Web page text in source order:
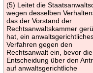
(5) Leitet die
wegen desselben
das der Vorstand der
Rechtsanwaltskammer
hat, ein
Verfahren gegen den
Rechtsanwalt ein, bevor die
Entscheidung über den
auf anwaltsgerichtliche